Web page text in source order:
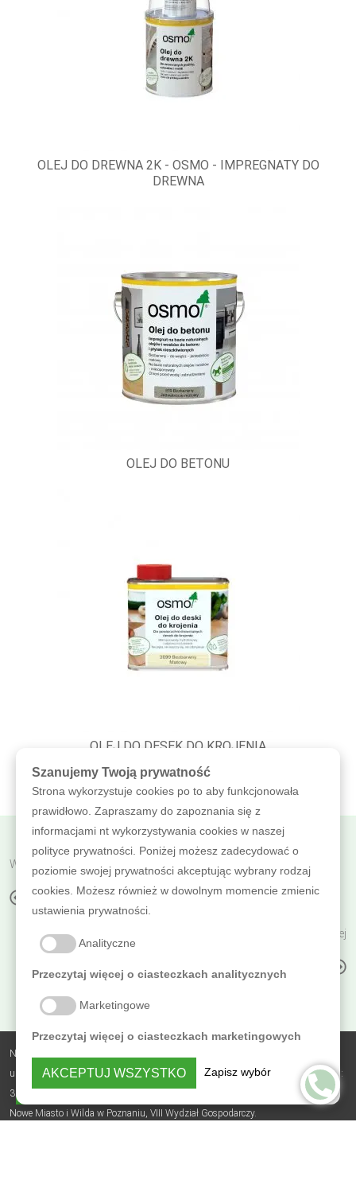
OLEJ DO DREWNA 2K - OSMO - IMPREGNATY DO
DREWNA
OLEJ DO BETONU
OLEJ DO DESEK DO KROJENIA
Wróć do poprzedniej
PODŁOGI
Czytaj dalej
BLATY KUCHENNE I ROBOCZE
Nobless Polska Zbigniew Sierzputowski Sp. k.,
ul. Skrajna 3B, Sierosław, 62-080 Tarnowo Podgórne, NIP: 7831742179, REGON:
364482735, BDO: 000305723, nr KRS: 0000618619, Sąd Rejonowy Poznań -
Nowe Miasto i Wilda w Poznaniu, VIII Wydział Gospodarczy.
PRYWATNOŚĆ
Szanujemy Twoją prywatność
Strona wykorzystuje cookies po to aby funkcjonowała
prawidłowo. Zapraszamy do zapoznania się z
informacjami nt wykorzystywania cookies w naszej
polityce prywatności. Poniżej możesz zadecydować o
poziomie swojej prywatności akceptując wybrany rodzaj
cookies. Możesz również w dowolnym momencie zmienic
ustawienia prywatności.
Analityczne
Przeczytaj więcej o ciasteczkach analitycznych
Marketingowe
Przeczytaj więcej o ciasteczkach marketingowych
AKCEPTUJ WSZYSTKO Zapisz wybór